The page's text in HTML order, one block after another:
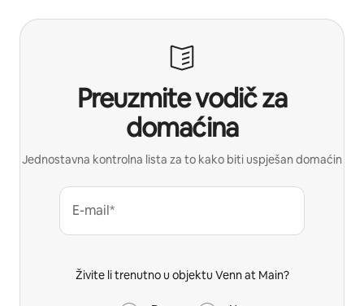
Preuzmite vodič za
domaćina
Jednostavna kontrolna lista za to kako biti uspješan domaćin
E-mail*
Živite li trenutno u objektu Venn at Main?